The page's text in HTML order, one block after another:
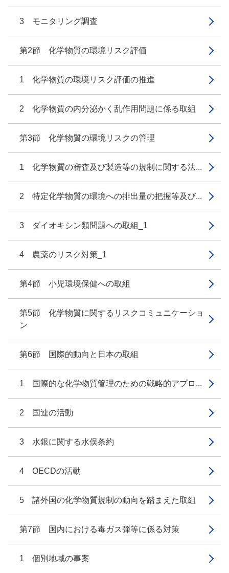
3 モニタリング調査
第2節 化学物質の環境リスク評価
1 化学物質の環境リスク評価の推進
2 化学物質の内分泌かく乱作用問題に係る取組
第3節 化学物質の環境リスクの管理
1 化学物質の審査及び製造等の規制に関する法...
2 特定化学物質の環境への排出量の把握等及び...
3 ダイオキシン類問題への取組_1
4 農薬のリスク対策_1
第4節 小児環境保健への取組
第5節 化学物質に関するリスクコミュニケーショ
ン
第6節 国際的動向と日本の取組
1 国際的な化学物質管理のための戦略的アプロ...
2 国連の活動
3 水銀に関する水俣条約
4 OECDの活動
5 諸外国の化学物質規制の動向を踏まえた取組
第7節 国内における毒ガス弾等に係る対策
1 個別地域の事案